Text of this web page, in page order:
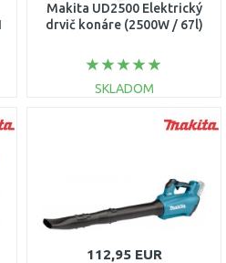
Makita UD2500 Elektrický
drvič konáre (2500W / 67l)
SKLADOM
DO KOŠÍKA
112,95 EUR